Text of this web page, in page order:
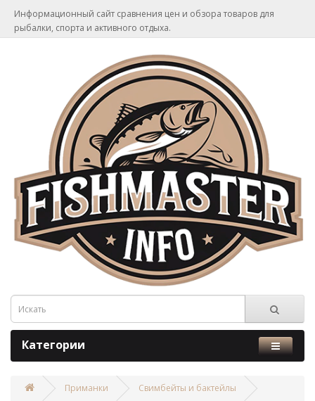
Информационный сайт сравнения цен и обзора товаров для
рыбалки, спорта и активного отдыха.
Категории
Приманки Cвимбейты и бактейлы